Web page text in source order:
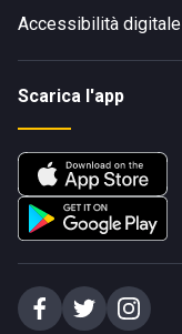
Accessibilità digitale
Scarica l'app